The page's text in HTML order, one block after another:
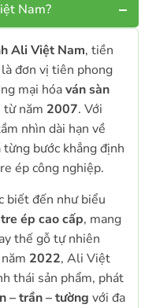
Nam?
Ali Việt Nam, tiền
là đơn vị tiên phong
mại hóaván sàn
năm 2007. Với
nhìn dài hạn về
bước khẳng định
ép công nghiệp.
biết đến như biểu
ép cao cấp, mang
thế gỗ tự nhiên
2022, Ali Việt
thái sản phẩm, phát
– trần – tường với đa